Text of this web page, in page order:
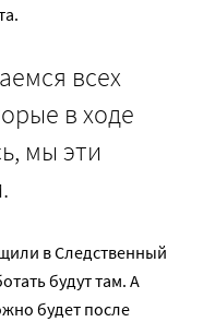
всех
в ходе
мы эти
в Следственный
будут там. А
будет после